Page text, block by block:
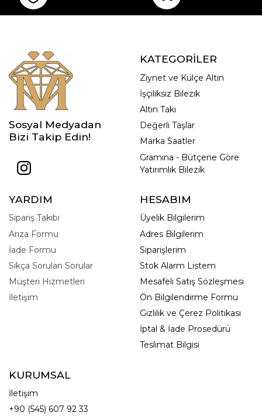
Sosyal Medyadan
Bizi Takip Edin!
KATEGORİLER
Ziynet ve Külçe Altın
İşçiliksiz Bilezik
Altın Takı
Değerli Taşlar
Marka Saatler
Gramına - Bütçene Göre
Yatırımlık Bilezik
YARDIM
Sipariş Takibi
Arıza Formu
İade Formu
Sıkça Sorulan Sorular
Müşteri Hizmetleri
İletişim
HESABIM
Üyelik Bilgilerim
Adres Bilgilerim
Siparişlerim
Stok Alarm Listem
Mesafeli Satış Sözleşmesi
Ön Bilgilendirme Formu
Gizlilik ve Çerez Politikası
İptal & İade Prosedürü
Teslimat Bilgisi
KURUMSAL
İletişim
+90 (545) 607 92 33